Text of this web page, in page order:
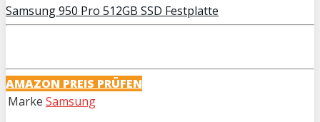
Samsung 950 Pro 512GB SSD Festplatte
AMAZON PREIS PRÜFEN
Marke Samsung